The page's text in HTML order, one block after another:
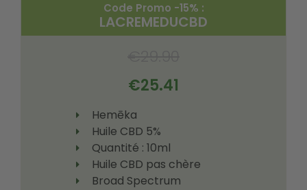
Code Promo -15% :
LACREMEDUCBD
€25.41
Hemēka
Huile CBD 5%
Quantité : 10ml
Huile CBD pas chère
Broad Spectrum